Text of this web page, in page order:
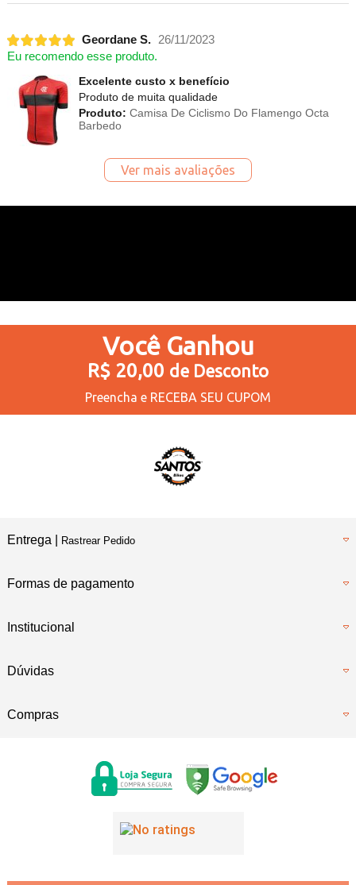
Geordane S. 26/11/2023
Eu recomendo esse produto.
Excelente custo x benefício
Produto de muita qualidade
Produto: Camisa De Ciclismo Do Flamengo Octa
Barbedo
Ver mais avaliações
Você Ganhou
R$ 20,00 de Desconto
Preencha e RECEBA SEU CUPOM
Entrega | Rastrear Pedido
Formas de pagamento
Institucional
Dúvidas
Compras